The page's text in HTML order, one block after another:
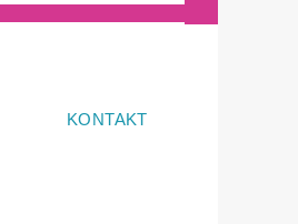
KONTAKT